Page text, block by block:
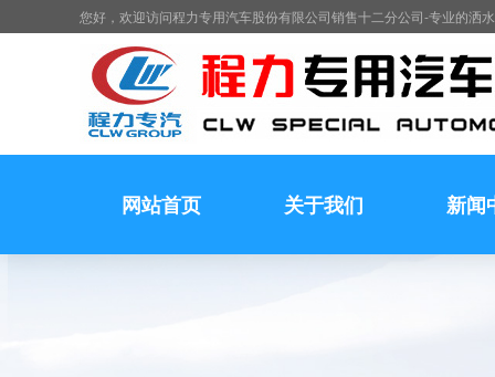
您好，欢迎访问程力专用汽车股份有限公司销售十二分公司-专业的洒
网站首页 关于我们 新闻